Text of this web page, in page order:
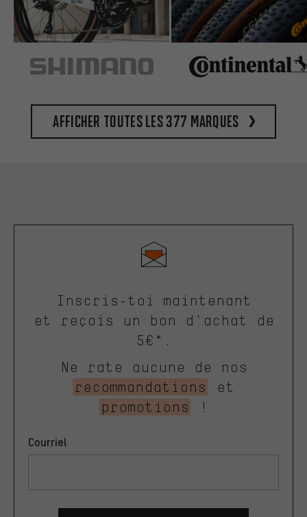
Afficher toutes les 377 marques
Inscris-toi maintenant
et reçois un bon d'achat de
5€*.
Ne rate aucune de nos
recommandations
et
promotions
!
Courriel